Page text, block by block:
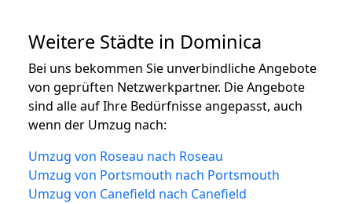
Weitere Städte in Dominica
Bei uns bekommen Sie unverbindliche Angebote
von geprüften Netzwerkpartner. Die Angebote
sind alle auf Ihre Bedürfnisse angepasst, auch
wenn der Umzug nach:
Umzug von Roseau nach Roseau
Umzug von Portsmouth nach Portsmouth
Umzug von Canefield nach Canefield